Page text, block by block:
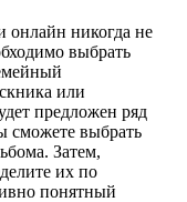
онлайн никогда не
выбрать
или
предложен ряд
сможете выбрать
Затем,
их по
понятный